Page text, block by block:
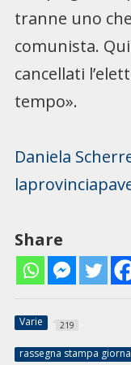
tranne uno
comunista.
cancellati
tempo».
Daniela
Share
Varie 219
rassegna stampa